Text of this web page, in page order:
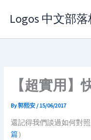
Logos 中文部
【超實用
By郭熙安/15/06/2017
還記得我們談過如何對
篇）